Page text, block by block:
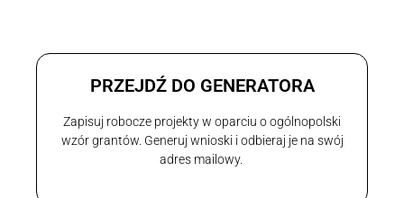
PRZEJDŹ DO GENERATORA
Zapisuj robocze projekty w oparciu o ogólnopolski
wzór grantów. Generuj wnioski i odbieraj je na swój
adres mailowy.